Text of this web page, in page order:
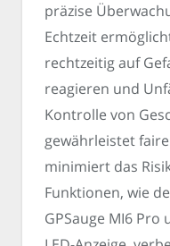
präzise
Echtzeit
rechtzeitig auf
reagieren und
Kontrolle von
gewährleistet
minimiert das
Funktionen, wie
GPSauge MI6